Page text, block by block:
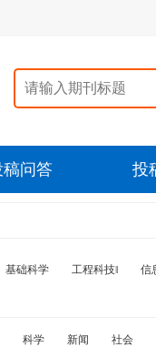
稿问答 投
基础科学 工程科技‖ 信
科学 新闻 社会